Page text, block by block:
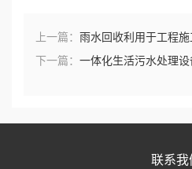
上一篇： 雨水回收利用于工程
下一篇： 一体化生活污水处理
联系我